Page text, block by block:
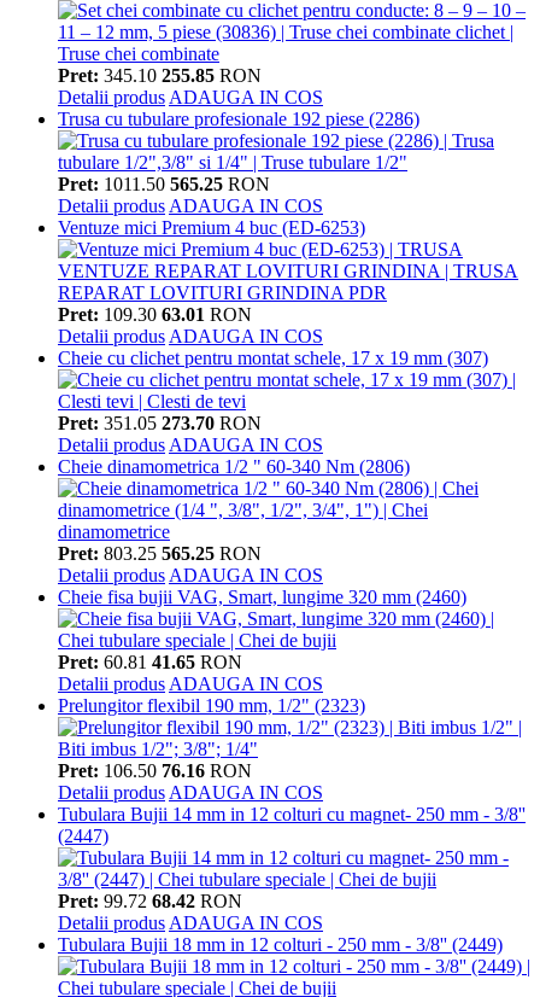
Pret: 345.10 255.85 RON
Detalii produs ADAUGA IN COS
Trusa cu tubulare profesionale 192 piese (2286)
Pret: 1011.50 565.25 RON
Detalii produs ADAUGA IN COS
Ventuze mici Premium 4 buc (ED-6253)
Pret: 109.30 63.01 RON
Detalii produs ADAUGA IN COS
Cheie cu clichet pentru montat schele, 17 x 19 mm (307)
Pret: 351.05 273.70 RON
Detalii produs ADAUGA IN COS
Cheie dinamometrica 1/2 " 60-340 Nm (2806)
Pret: 803.25 565.25 RON
Detalii produs ADAUGA IN COS
Cheie fisa bujii VAG, Smart, lungime 320 mm (2460)
Pret: 60.81 41.65 RON
Detalii produs ADAUGA IN COS
Prelungitor flexibil 190 mm, 1/2" (2323)
Pret: 106.50 76.16 RON
Detalii produs ADAUGA IN COS
Tubulara Bujii 14 mm in 12 colturi cu magnet- 250 mm - 3/8''
(2447)
Pret: 99.72 68.42 RON
Detalii produs ADAUGA IN COS
Tubulara Bujii 18 mm in 12 colturi - 250 mm - 3/8'' (2449)